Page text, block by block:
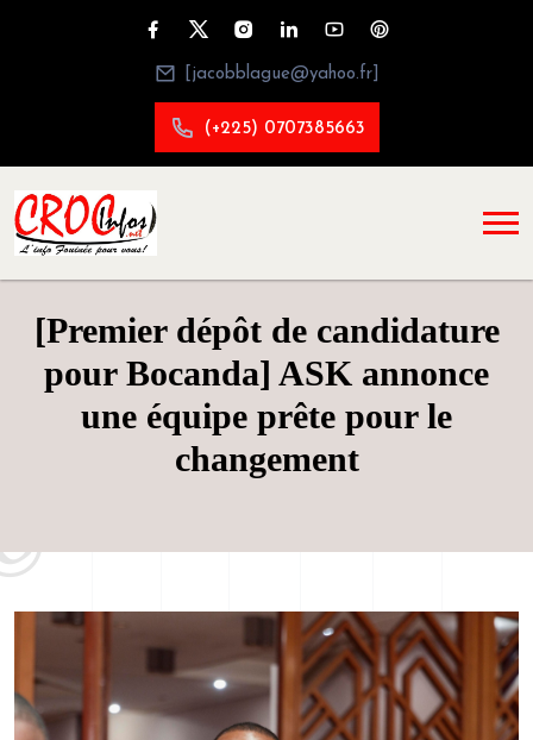
[jacobblague@yahoo.fr]
(+225) 0707385663
[Premier dépôt de candidature
pour Bocanda] ASK annonce
une équipe prête pour le
changement